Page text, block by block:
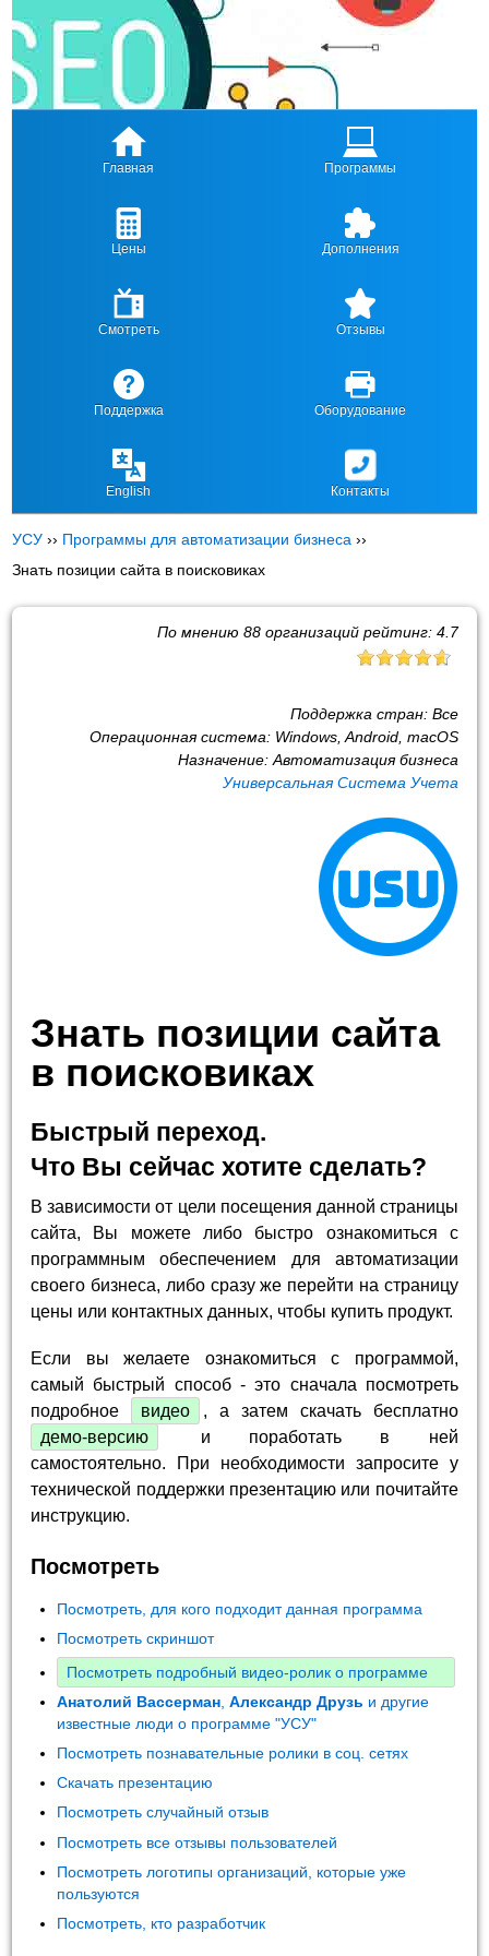
Главная Программы
Цены Дополнения
Смотреть Отзывы
Поддержка Оборудование
English Контакты
УСУ ›› Программы для автоматизации бизнеса ››
Знать позиции сайта в поисковиках
По мнению 88организаций рейтинг: 4.7
Поддержка стран: Все
Операционная система: Windows, Android, macOS
Назначение: Автоматизация бизнеса
Универсальная Система Учета
Знать позиции сайта
в поисковиках
Быстрый переход.
Что Вы сейчас хотите сделать?
В зависимости от цели посещения данной страницы
сайта, Вы можете либо быстро ознакомиться с
программным обеспечением для автоматизации
своего бизнеса, либо сразу же перейти на страницу
цены или контактных данных, чтобы купить продукт.
Если вы желаете ознакомиться с программой,
самый быстрый способ - это сначала посмотреть
подробное
видео
, а затем скачать бесплатно
демо-версию
и поработать в ней
самостоятельно. При необходимости запросите у
технической поддержки презентацию или почитайте
инструкцию.
Посмотреть
Посмотреть, для кого подходит данная программа
Посмотреть скриншот
Посмотреть подробный видео-ролик о программе
Анатолий Вассерман ,Александр Друзь и другие
известные люди о программе "УСУ"
Посмотреть познавательные ролики в соц. сетях
Скачать презентацию
Посмотреть случайный отзыв
Посмотреть все отзывы пользователей
Посмотреть логотипы организаций, которые уже
пользуются
Посмотреть, кто разработчик